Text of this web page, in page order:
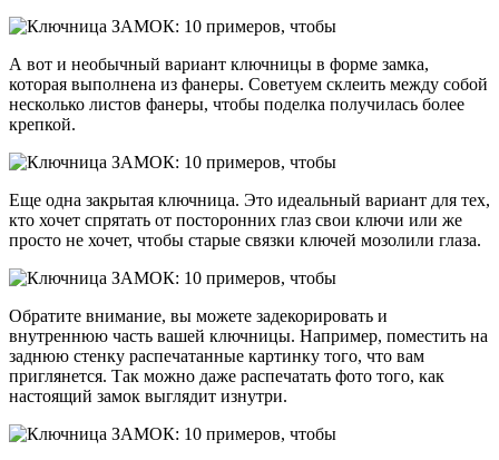
А вот и необычный вариант ключницы в форме замка,
которая выполнена из фанеры. Советуем склеить между собой
несколько листов фанеры, чтобы поделка получилась более
крепкой.
Еще одна закрытая ключница. Это идеальный вариант для тех,
кто хочет спрятать от посторонних глаз свои ключи или же
просто не хочет, чтобы старые связки ключей мозолили глаза.
Обратите внимание, вы можете задекорировать и
внутреннюю часть вашей ключницы. Например, поместить на
заднюю стенку распечатанные картинку того, что вам
приглянется. Так можно даже распечатать фото того, как
настоящий замок выглядит изнутри.